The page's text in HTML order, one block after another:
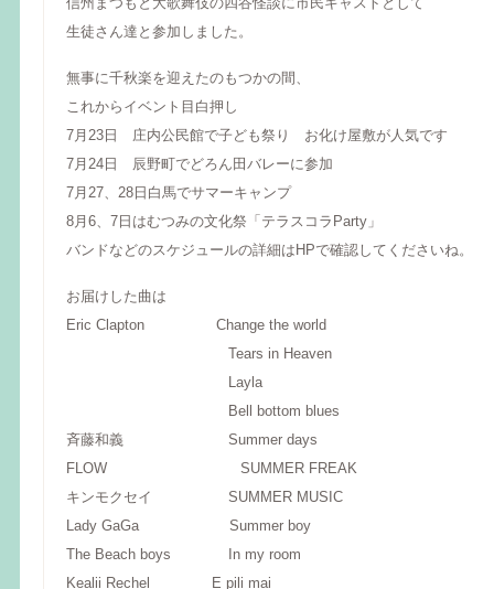
生徒さん達と参加しました。
無事に千秋楽を迎えたのもつかの間、
これからイベント目白押し
7月23日 庄内公民館で子ども祭り お化け屋敷が人気です
7月24日 辰野町でどろん田バレーに参加
7月27、28日白馬でサマーキャンプ
8月6、7日はむつみの文化祭「テラスコラParty」
バンドなどのスケジュールの詳細はHPで確認してくださいね。
お届けした曲は
Eric Clapton Change the world
Tears in Heaven
Layla
Bell bottom blues
斉藤和義 Summer days
FLOW SUMMER FREAK
キンモクセイ SUMMER MUSIC
Lady GaGa Summer boy
The Beach boys In my room
Kealii Rechel E pili mai